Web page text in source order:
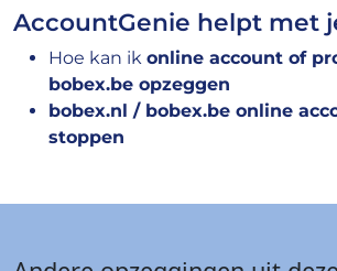
AccountGenie helpt met
Hoe kan ik online account of
bobex.be opzeggen
bobex.nl / bobex.be online
stoppen